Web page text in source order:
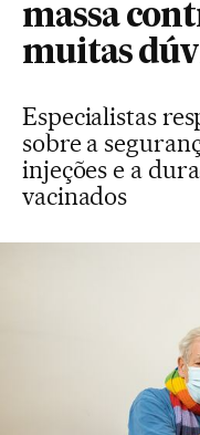
massa
muitas
Especialistas
sobre a
injeções e a
vacinados